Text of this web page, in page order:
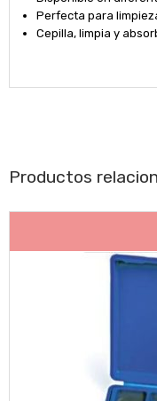
Perfecta para
Cepilla, limpia y
Productos